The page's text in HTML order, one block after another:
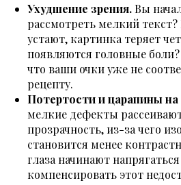
Ухудшение зрения.Вы
рассмотреть мелкий текст?
устают, картинка теряет
появляются головные
что ваши очки уже не
рецепту.
Потертости и царапины на
мелкие дефекты
прозрачность, из-за чего
становится менее
глаза начинают
компенсировать этот